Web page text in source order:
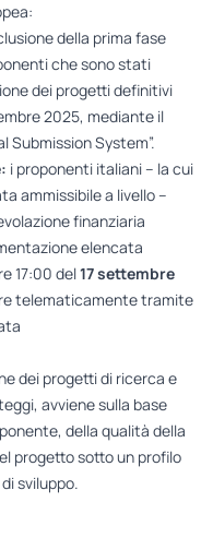
della prima fase
che sono stati
dei progetti definitivi
2025, mediante il
Submission System”.
i proponenti italiani – la cui
ammissibile a livello –
finanziaria
elencata
17:00 del17 settembre
telematicamente tramite
dei progetti di ricerca e
avviene sulla base
della qualità della
progetto sotto un profilo
sviluppo.